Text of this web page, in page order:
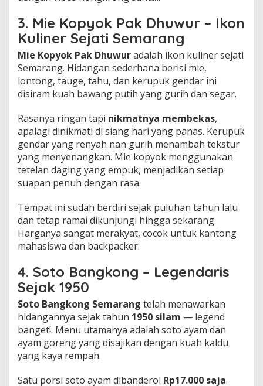
3. Mie Kopyok Pak Dhuwur – Ikon
Kuliner Sejati Semarang
Mie Kopyok Pak Dhuwuradalah ikon kuliner sejati
Semarang. Hidangan sederhana berisi mie,
lontong, tauge, tahu, dan kerupuk gendar ini
disiram kuah bawang putih yang gurih dan segar.
Rasanya ringan tapi nikmatnya membekas,
apalagi dinikmati di siang hari yang panas. Kerupuk
gendar yang renyah nan gurih menambah tekstur
yang menyenangkan. Mie kopyok menggunakan
tetelan daging yang empuk, menjadikan setiap
suapan penuh dengan rasa.
Tempat ini sudah berdiri sejak puluhan tahun lalu
dan tetap ramai dikunjungi hingga sekarang.
Harganya sangat merakyat, cocok untuk kantong
mahasiswa dan backpacker.
4. Soto Bangkong – Legendaris
Sejak 1950
Soto Bangkong Semarang telah menawarkan
hidangannya sejak tahun 1950 silam — legend
banget!. Menu utamanya adalah soto ayam dan
ayam goreng yang disajikan dengan kuah kaldu
yang kaya rempah.
Satu porsi soto ayam dibanderol Rp17.000 saja.